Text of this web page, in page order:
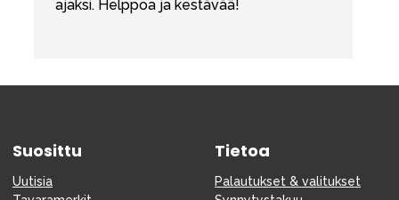
ajaksi. Helppoa ja kestävää!
Suosittu
Uutisia
Tietoa
Palautukset & valitukset